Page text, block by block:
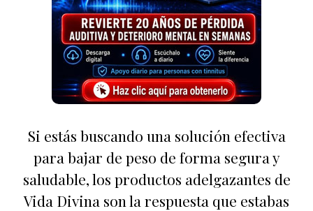
Si estás buscando una solución efectiva
para bajar de peso de forma segura y
saludable, los productos adelgazantes de
Vida Divina son la respuesta que estabas